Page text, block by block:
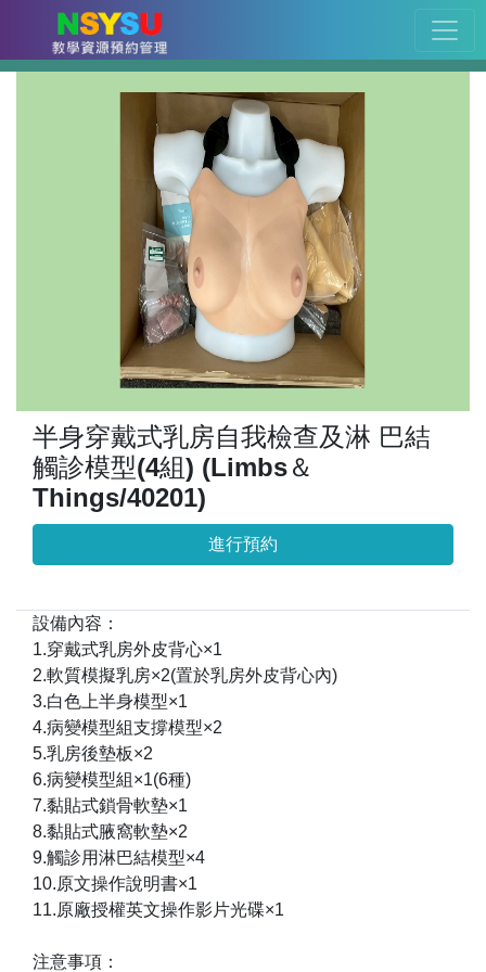
半身穿戴式乳房自我檢查及淋 巴結
觸診模型(4組) (Limbs＆
Things/40201)
進行預約
設備內容：
1.穿戴式乳房外皮背心×1
2.軟質模擬乳房×2(置於乳房外皮背心內)
3.白色上半身模型×1
4.病變模型組支撐模型×2
5.乳房後墊板×2
6.病變模型組×1(6種)
7.黏貼式鎖骨軟墊×1
8.黏貼式腋窩軟墊×2
9.觸診用淋巴結模型×4
10.原文操作說明書×1
11.原廠授權英文操作影片光碟×1
注意事項：